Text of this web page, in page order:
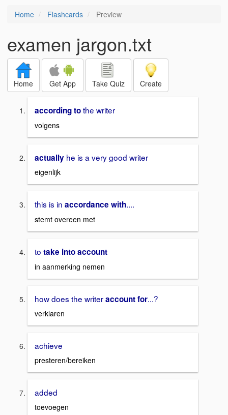
Home Flashcards Preview
examen jargon.txt
Home Get App Take Quiz Create
according tothe writer
volgens
actually he is a very good writer
eigenlijk
this is in accordance with....
stemt overeen met
to take into account
in aanmerking nemen
how does the writeraccount for...?
verklaren
achieve
presteren/bereiken
added
toevoegen